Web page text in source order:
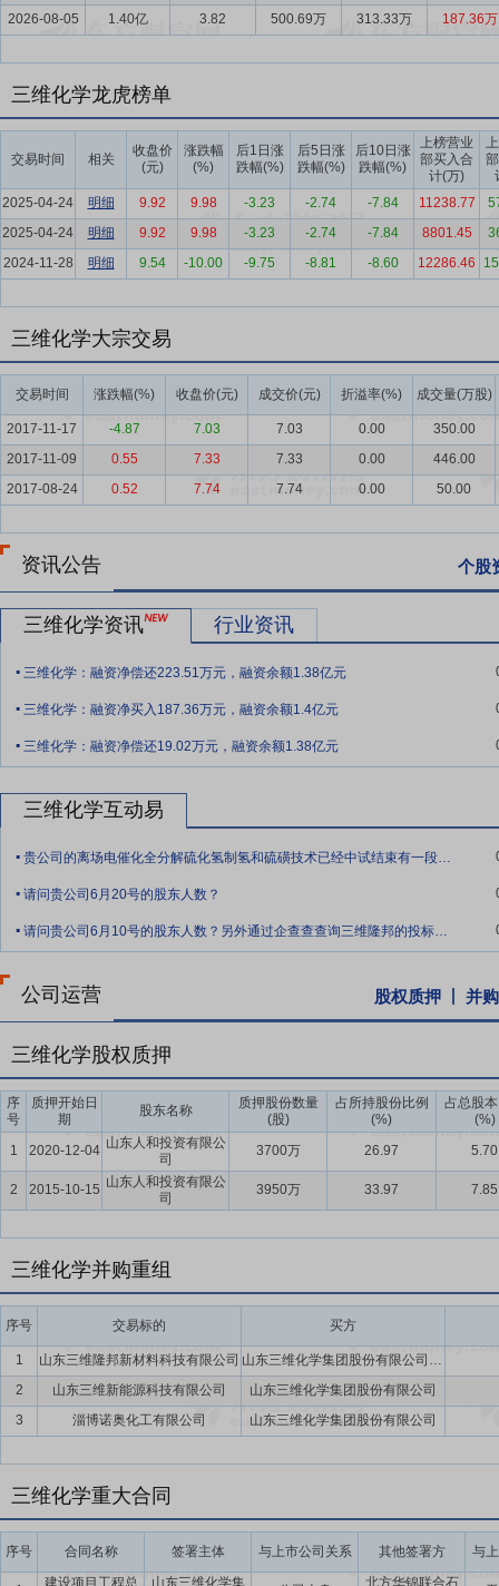
但行业整体营收和利润总额同比下降。据国家统计局数据显示，2025
化、大型化和集聚度进一步提升，行业向集约化、高端高效化方向发
化工行业迎来高质量发展新机遇，政策支持下行业投资加码，支持煤
业在绿色低碳转型中步入高质量发展周期。综合来看，石化产业油转
项目大规模落地实施、煤化工与风光电氢等新能源耦合一体化发展等
要点5：技术差异领先
公司长期坚持对技术进步和科研开发的不懈
域，作为“硫磺回收专家”，公司自主开发的“无在线炉硫磺回收工艺技
用”项目通过中国石油和化学工业联合会鉴定评审，认为该成果总体
规模600吨/年一65万吨/年），装置总规模1340.3万吨/年，是国内设
汽治理、烟气治理、污水处理等节能环保工程技术领域具有较强的市
了丰富经验，取得了良好的示范效应和社会效应。化工领域，公司掌
识产权，掌握丙酸（丁酸、戊酸）、异辛酸、醋酸丁酸纤维素及衍生
与产业化”项目，入选2025年山东省重点研发计划（重大科技创新工
及催化剂，并可提供工艺包、专利设备等技术服务。
引进机制，成功聚集了一批兼具丰富行业经验与专业素养的高层次管
专业化研发队伍。公司严格执行科学规范的人才选拔机制，持续推进
材料等核心领域优化人才结构，逐步构建起适配公司长远发展、梯队
将个人绩效与公司发展、项目效益、技术成果转化深度绑定，同时为
情，有效保障了优秀人才“引得来、留得住”，为公司科技创新、工程
+工程+实业”协同发展布局，搭建起务实高效的产学研合作开发平台
业、国家知识产权优势企业、山东省企业技术中心、山东省硫磺回收
实验室、“专精特新”中小企业、青岛市“专精特新”小巨人企业、青岛
要点9：客户资源优质
公司主要客户群涵盖中国石化集团、中国石
中国兵器工业集团、陕西延长石油集团、山东能源集团、陕煤集团、
数不少的有着较强实力和良好信用的其他地方炼油、化工企业。
要点10：区位布局合理
公司总部位于石化重镇山东淄博，在青岛、
步优化区域布局，为业主提供灵活、高效的工程技术服务。公司主要
要点11：文化和而不同
文化是企业的灵魂，是企业穿越周期、形成
价值、共赢”的经营理念，“机会均等、自励争先”的激励机制，坚持“
与共”。公司坚持以优秀的企业文化促进企业健康发展，新老交替中
管控、板块联动、优存扩增、干事创业”的企业发展格局，促成各板块
股东户数:1户;2、本次解除限售的股份数量为20,920,503股,占公司总
称:山东人和投资有限公司。
2026-08-05
1.40亿 3.82 500.69万 313.33万 187.36万
三维化学龙虎榜单
交易时间 相关
收盘价
(元)
涨跌幅
(%)
后1日涨
跌幅(%)
后5日涨
跌幅(%)
后10日涨
跌幅(%)
上榜营业
部买入合
计(万)
2025-04-24
明细 9.92 9.98 -3.23 -2.74 -7.84 11238.77
2025-04-24
明细 9.92 9.98 -3.23 -2.74 -7.84 8801.45
2024-11-28
明细 9.54 -10.00 -9.75 -8.81 -8.60 12286.46
三维化学大宗交易
交易时间 涨跌幅(%) 收盘价(元) 成交价(元) 折溢率(%) 成交量(万股)
2017-11-17 -4.87 7.03 7.03 0.00
350.00
2017-11-09
0.55 7.33 7.33 0.00
446.00
2017-08-24
0.52 7.74 7.74 0.00 50.00
资讯公告 个股
三维化学资讯 行业资讯
. 三维化学：融资净偿还223.51万元，融资余额1.38亿元
. 三维化学：融资净买入187.36万元，融资余额1.4亿元
. 三维化学：融资净偿还19.02万元，融资余额1.38亿元
三维化学互动易
. 贵公司的离场电催化全分解硫化氢制氢和硫磺技术已经中试结束有一段时间了，目前10万
. 请问贵公司6月20号的股东人数？
. 请问贵公司6月10号的股东人数？另外通过企查查查询三维隆邦的投标异辛酸中标，请问
公司运营 股权质押 并
三维化学股权质押
序
号
质押开始日
期
股东名称
质押股份数量
(股)
占所持股份比例
(%)
占总股
(%)
1
2020-12-04 山东人和投资有限公
司
3700万 26.97 5.70
2 2015-10-15 山东人和投资有限公
司
3950万 33.97 7.85
三维化学并购重组
序号 交易标的 买方
1 山东三维隆邦新材料科技有限公司
山东三维化学集团股份有限公司,淄博隆邦化工有限公司
2
山东三维新能源科技有限公司
山东三维化学集团股份有限公司
3
淄博诺奥化工有限公司 山东三维化学集团股份有限公司
三维化学重大合同
序号 合同名称 签署主体 与上市公司关系 其他签署方 与
建设项目工程总 山东三维化学集 北方华锦联合石